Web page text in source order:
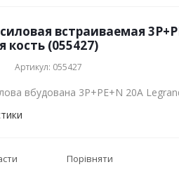
встраиваемая
кость (055427)
Артикул: 055427
вбудована 3Р+РЕ+N 20А
Порівняти